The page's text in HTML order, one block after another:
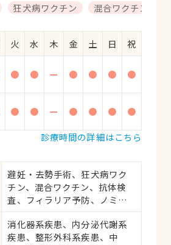
狂犬病ワクチン 混合ワクチン
火 水 木 金 土 日
祝
● ● ー ● ● ● ●
● ● ー ● ● ●
●
診療時間の詳細はこちら
避妊・去勢手術、狂犬病ワク
チン、混合ワクチン、抗体検
査、フィラリア予防、ノミ・
応、健康診断、各種検査、外
科手術
消化器系疾患、内分泌代謝系
疾患、整形外科系疾患、中